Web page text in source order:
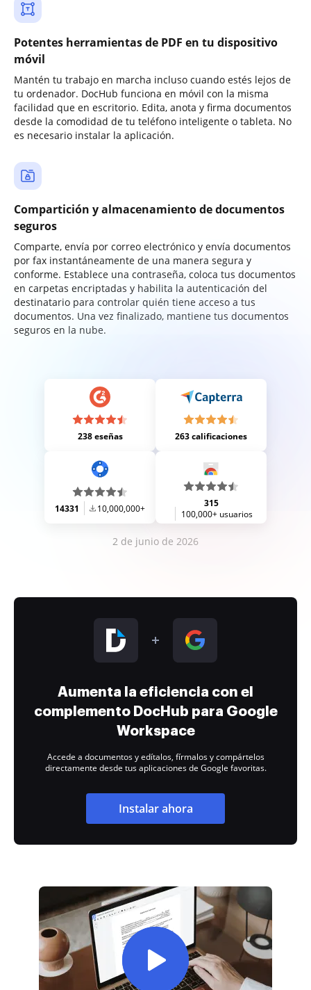
Potentes herramientas de PDF en tu dispositivo
móvil
Mantén tu trabajo en marcha incluso cuando estés lejos de
tu ordenador. DocHub funciona en móvil con la misma
facilidad que en escritorio. Edita, anota y firma documentos
desde la comodidad de tu teléfono inteligente o tableta. No
es necesario instalar la aplicación.
Compartición y almacenamiento de documentos
seguros
Comparte, envía por correo electrónico y envía documentos
por fax instantáneamente de una manera segura y
conforme. Establece una contraseña, coloca tus documentos
en carpetas encriptadas y habilita la autenticación del
destinatario para controlar quién tiene acceso a tus
documentos. Una vez finalizado, mantiene tus documentos
seguros en la nube.
238 eseñas 263 calificaciones
14331 10,000,000+
315
100,000+ usuarios
2 de junio de 2026
Aumenta la eficiencia con el
complemento DocHub para Google
Workspace
Accede a documentos y edítalos, fírmalos y compártelos
directamente desde tus aplicaciones de Google favoritas.
Instalar ahora